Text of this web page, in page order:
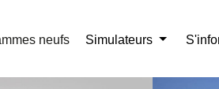
neufs Simulateurs
brochure 01 41 32 58 67